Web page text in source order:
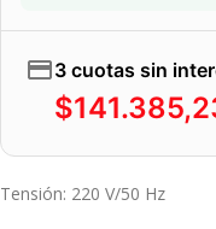
3 cuotas sin
$
Tensión: 220 V/50 Hz